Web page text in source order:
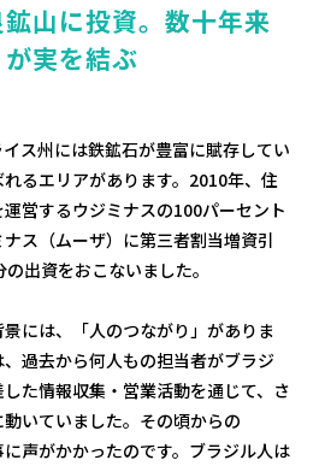
山に投資。数十年来
実を結ぶ
ス州には鉄鉱石が豊富に賦存してい
るエリアがあります。2010年、住
営するウジミナスの100パーセント
ス（ムーザ）に第三者割当増資引
出資をおこないました。
には、「人のつながり」がありま
過去から何人もの担当者がブラジ
た情報収集・営業活動を通じて、さ
いていました。その頃からの
に声がかかったのです。ブラジル人は